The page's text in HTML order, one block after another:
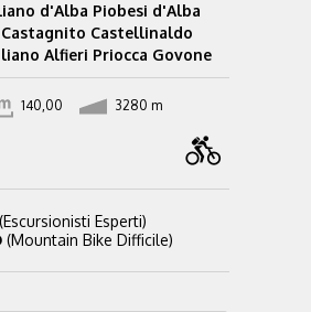
d'Alba Piobesi d'Alba
Castellinaldo
Alfieri Priocca Govone
140,00 3280 m
(Escursionisti Esperti)
(Mountain Bike Difficile)